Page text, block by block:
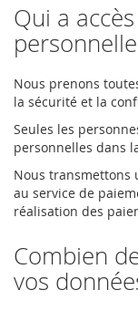
Qui a
Nous prenons
la sécurité et la
Seules les
personnelles dans
Nous transmettons
au service de
réalisation des
Combien
vos